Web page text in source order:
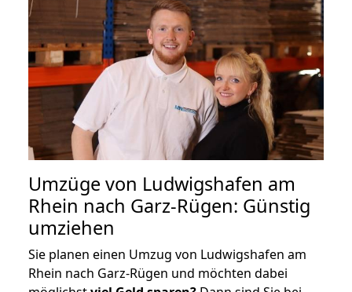
Umzüge von Ludwigshafen am
Rhein nach Garz-Rügen: Günstig
umziehen
Sie planen einen Umzug von Ludwigshafen am
Rhein nach Garz-Rügen und möchten dabei